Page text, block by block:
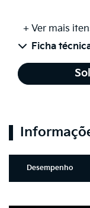
+ Ver mais
Ficha
Desempenho